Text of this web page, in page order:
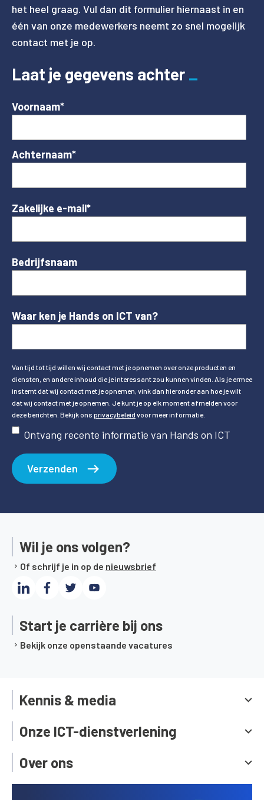
het heel graag. Vul dan dit formulier hiernaast in en
één van onze medewerkers neemt zo snel mogelijk
contact met je op.
Laat je gegevens achter
Voornaam*
Achternaam*
Zakelijke e-mail*
Bedrijfsnaam
Waar ken je Hands on ICT van?
Van tijd tot tijd willen wij contact met je opnemen over onze producten en
diensten, en andere inhoud die je interessant zou kunnen vinden. Als je ermee
instemt dat wij contact met je opnemen, vink dan hieronder aan hoe je wilt
dat wij contact met je opnemen. Je kunt je op elk moment afmelden voor
deze berichten. Bekijk ons privacybeleid voor meer informatie.
Ontvang recente informatie van Hands on ICT
Wil je ons volgen?
Of schrijf je in op de nieuwsbrief
Start je carrière bij ons
Bekijk onze openstaande vacatures
Kennis & media
Onze ICT-dienstverlening
Over ons